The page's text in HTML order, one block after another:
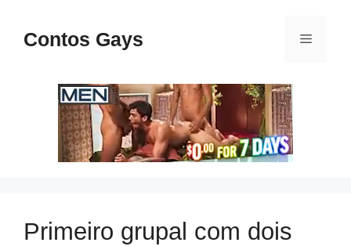
paraContos Gays Menu
Primeiro grupal com dois